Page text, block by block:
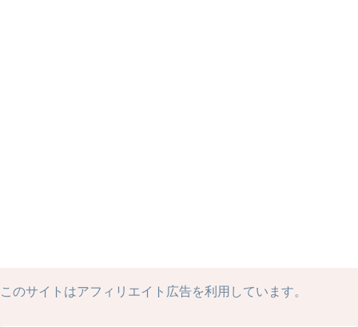
このサイトはアフィリエイト広告を利用しています。